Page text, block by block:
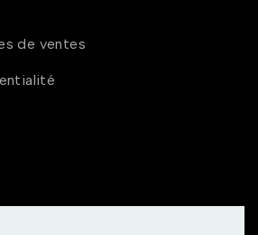
de ventes